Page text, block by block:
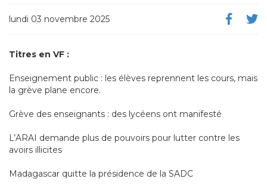
lundi 03 novembre 2025
Titres en VF :
Enseignement public : les élèves reprennent les cours, mais
la grève plane encore.
Grève des enseignants : des lycéens ont manifesté
L’ARAI demande plus de pouvoirs pour lutter contre les
avoirs illicites
Madagascar quitte la présidence de la SADC